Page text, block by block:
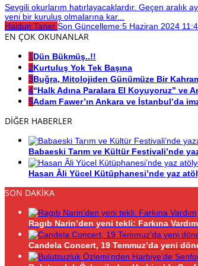
Sevgili okurlarım hatırlayacaklardır. Geçen aralık
yeni bir kuruluş olmalarına kar...
Haldun Taner Son Güncelleme:5 Haziran 2024
EN ÇOK OKUNANLAR
1 Dün Bükmüş..!!
2Kurtuluş Yok Tek Başına
3Buğra, Mitolojiden Günümüze Bir
4“Halk Adına Paralara El Koyuyoruz” ve
5Adam Fawer’ın Ankara ve İstanbul’da
DİĞER HABERLER
Babaeski Tarım ve Kültür Festivali’nde
Hasan Âli Yücel Kütüphanesi’nde yaz
SON DAKİKA
Ragıb Narin’den yeni tekli: Farkına Vardım
Candela Concert, 19 Temmuz’da yeni